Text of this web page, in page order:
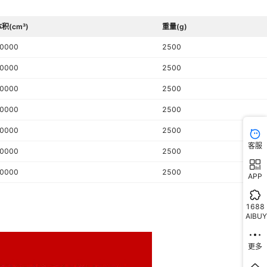
积(cm³) 重量(g)
2500
2500
2500
2500
2500
2500
2500
客服
APP
1688
AIBUY
更多